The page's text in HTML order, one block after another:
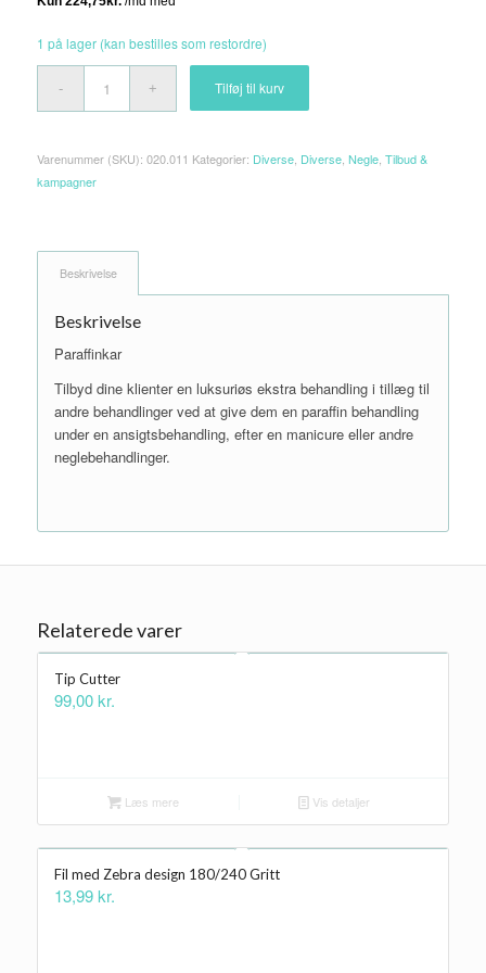
var:
1.199,00 kr..
er:
899,00 kr..
1 på lager (kan bestilles som restordre)
Tilføj til kurv
Varenummer (SKU): 020.011 Kategorier: Diverse, Diverse, Negle, Tilbud &
kampagner
Beskrivelse
Beskrivelse
Paraffinkar
Tilbyd dine klienter en luksuriøs ekstra behandling i tillæg til
andre behandlinger ved at give dem en paraffin behandling
under en ansigtsbehandling, efter en manicure eller andre
neglebehandlinger.
Relaterede varer
Tip Cutter
99,00kr.
Læs mere Vis detaljer
Fil med Zebra design 180/240 Gritt
13,99kr.